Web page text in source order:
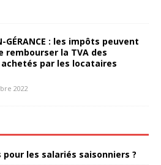
GÉRANCE : les impôts peuvent
rembourser la TVA des
par les locataires
2022
les salariés saisonniers ?